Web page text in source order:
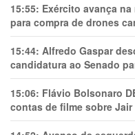
15:55: Exército avança
para compra de drones
15:44: Alfredo Gaspar
candidatura ao Senado
15:06: Flávio Bolsonaro
contas de filme sobre